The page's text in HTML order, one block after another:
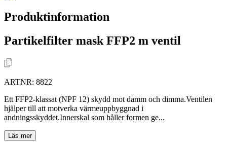
Produktinformation
Partikelfilter mask FFP2 m ventil
ARTNR: 8822
Ett FFP2-klassat (NPF 12) skydd mot damm och dimma.Ventilen
hjälper till att motverka värmeuppbyggnad i
andningsskyddet.Innerskal som håller formen ge...
Läs mer